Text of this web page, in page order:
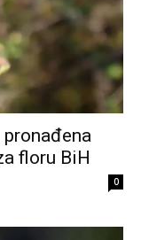
floru BiH
0